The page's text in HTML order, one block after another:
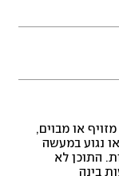
או מבוים,
נגוע במעשה
התוכן לא
בינה